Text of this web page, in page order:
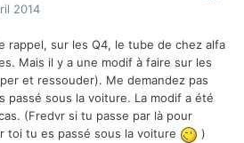
2014
rappel, sur les Q4, le tube de chez alfa
Mais il y a une modif à faire sur les
et ressouder). Me demandez pas
passé sous la voiture. La modif a été
(Fredvr si tu passe par là pour
toi tu es passé sous la voiture
)